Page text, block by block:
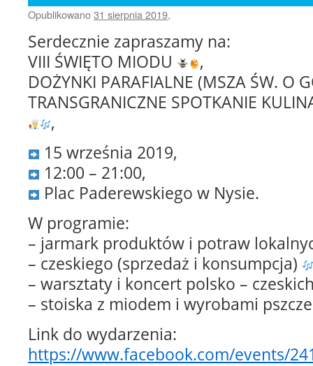
Opublikowano31 sierpnia 2019,
Serdecznie zapraszamy na:
VIII ŚWIĘTO MIODU
,
DOŻYNKI PARAFIALNE (MSZA ŚW. O
TRANSGRANICZNE SPOTKANIE
,
15 września 2019,
12:00 – 21:00,
Plac Paderewskiego w Nysie.
W programie:
– jarmark produktów i potraw
– czeskiego (sprzedaż i konsumpcja)
– warsztaty i koncert polsko –
– stoiska z miodem i wyrobami
Link do wydarzenia:
https://www.facebook.com/events/